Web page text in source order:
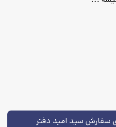
سفارش سید امید دفتر